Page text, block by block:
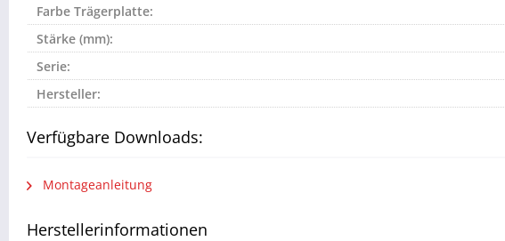
Farbe Trägerplatte:
Stärke (mm):
Serie:
Hersteller:
Verfügbare Downloads:
Montageanleitung
Herstellerinformationen